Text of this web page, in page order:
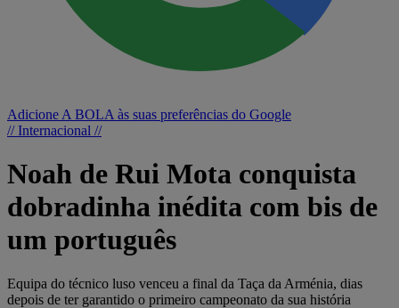
Adicione A BOLA às suas preferências do Google
// Internacional //
Noah de Rui Mota conquista
dobradinha inédita com bis de
um português
Equipa do técnico luso venceu a final da Taça da Arménia, dias
depois de ter garantido o primeiro campeonato da sua história